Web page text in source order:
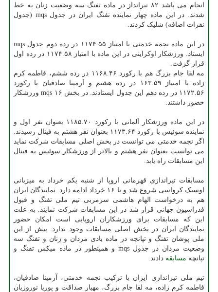
انجام می باشد ۸۲ تیرانداز در ماده تفنگ سه وضعیت زنان به خط
شدند. در این ماده چهار نماینده تفنگ ایران در جدول mqs (جدول
نفرات اضافه) شلیک کردند.
در این ماده نجمه خدمتی با امتیاز ۱۱۷۴.۵۵ در رده دوم جدول mqs
ایستاد. ورزشکار اوکراینی در این ماده با امتیاز ۱۱۷۴.۵۸ در رده اول
قرار گرفت.
مه لقا جام بزرگ هم با رکورد ۱۱۶۸.۴۶ در رده ششم، فاطمه کرم
زاده با امتیاز ۱۶۳.۵۹ در رده هشتم و آرمینا صادقیان با رکورد
۱۱۷۲.۵۶ در رده دهم این جدول ایستادند. در بخش mqs ۱۶ ورزشکار
حضور داشتند.
در این ماده ورزشکار آلمانی با رکورد ۱۱۸۵.۷۰ بعنوان نفر اول و
نماینده سوئیس با رکورد ۱۱۷۳.۶۴ بعنوان نفر هشتم به فینال رسیدند.
اگر نجمه خدمتی می توانست در بخش اصلی مسابقات شرکت نماید
می توانست بعنوان نفر هشتم و بالاتر از ورزشکار سوئیس به فینال
این مسابقات راه یابد.
مسابقات تیراندازی قهرمانی اروپا از شنبه یکم خرداد به میزبانی
اوسیک کرواسی شروع شد و تا ۱۶ خرداد ادامه دارد. نمایندگان ایران
هم به درخواست الهام هاشمی سرمربی تیم ملی تفنگ و قبول
فدراسیون جهانی قرار شد در این مسابقات شرکت نمایند. به علت
این که مسابقات برای ورزشکاران اروپایی است امکان حضور
نمایندگان ایران در بخش اصلی مسابقات وجود ندارد. پیش از این
ملی پوشان تفنگ و تپانچه در ماده بادی مردان و زنان و تفنگ سه
وضعیت مردان در جدول mqs و همینطور در ماده میکس تفنگ و
تپانچه مسابقه دادند.
تیم ملی تیراندازی ایران با ترکیب نجمه خدمتی، آرمینا صادقیان،
فاطمه کرم زاده، مه لقا جام بزرگ، مهیار صداقت و پوریا نوروزیان